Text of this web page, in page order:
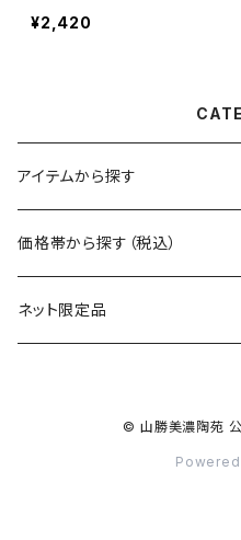
¥2,420
アイテムから探す
マグ
保冷缶ホルダー
価格帯から探す（税込）
～550円
ネット限定品
© 山勝美濃陶苑 公